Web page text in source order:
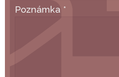
Poznámka *